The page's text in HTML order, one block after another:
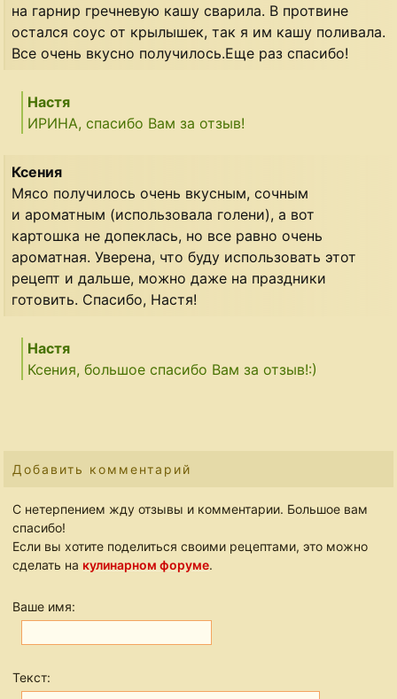
на гарнир гречневую кашу сварила. В протвине
остался соус от крылышек, так я им кашу поливала.
Все очень вкусно получилось.Еще раз спасибо!
Настя
ИРИНА, спасибо Вам за отзыв!
Ксения
Мясо получилось очень вкусным, сочным
и ароматным (использовала голени), а вот
картошка не допеклась, но все равно очень
ароматная. Уверена, что буду использовать этот
рецепт и дальше, можно даже на праздники
готовить. Спасибо, Настя!
Настя
Ксения, большое спасибо Вам за отзыв!:)
Добавить комментарий
С нетерпением жду отзывы и комментарии. Большое вам
спасибо!
Если вы хотите поделиться своими рецептами, это можно
сделать на кулинарном форуме.
Ваше имя:
Текст: